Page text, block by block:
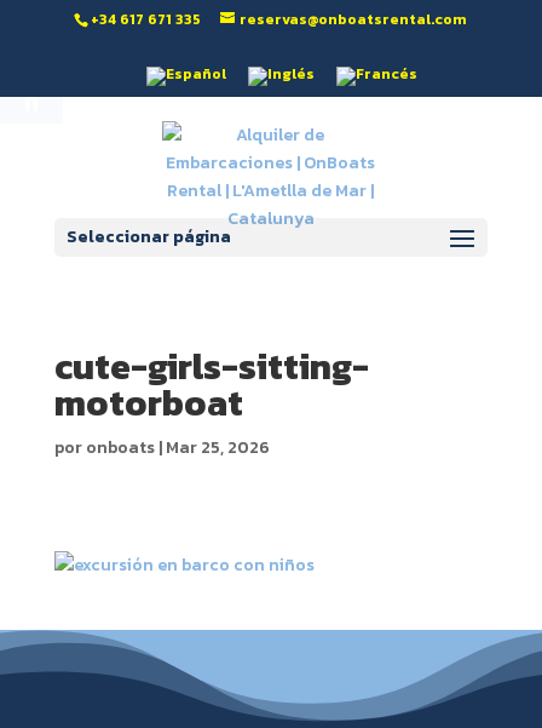
Abrir barra de herramientas
‭+34 617 671 335‬ reservas@onboatsrental.com
Seleccionar página
cute-girls-sitting-
motorboat
poronboats|Mar 25, 2026